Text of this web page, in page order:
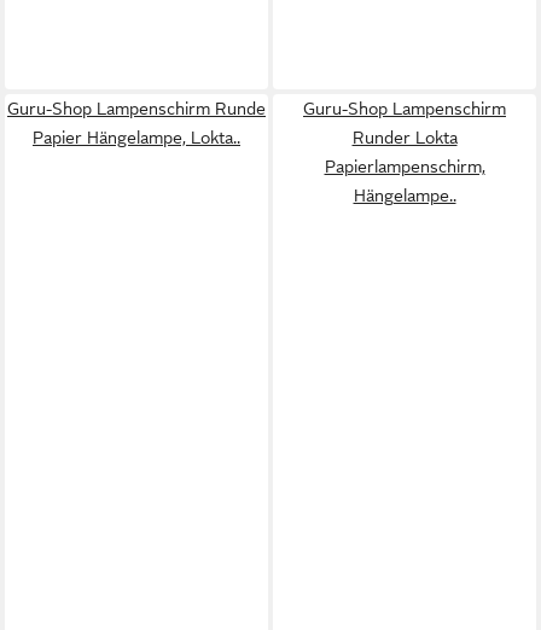
Guru-Shop Lampenschirm Runde
Papier Hängelampe, Lokta..
Guru-Shop Lampenschirm
Runder Lokta
Papierlampenschirm,
Hängelampe..